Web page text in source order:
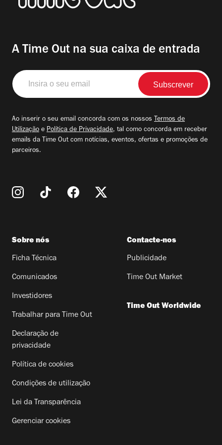
A Time Out na sua caixa de entrada
Insira
o
seu
Ao inserir o seu email concorda com os nossos Termos de
Utilização e Política de Privacidade, tal como concorda em receber
emails da Time Out com notícias, eventos, ofertas e promoções de
parceiros.
Sobre nós
Ficha Técnica
Comunicados
Investidores
Trabalhar para Time Out
Declaração de
privacidade
Política de cookies
Condições de utilização
Lei da Transparência
Gerenciar cookies
Contacte-nos
Publicidade
Time Out Market
Time Out Worldwide